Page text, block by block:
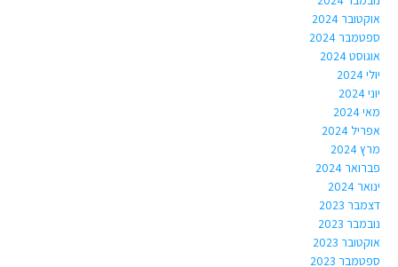
אוקטובר 2024
ספטמבר 2024
אוגוסט 2024
יולי 2024
יוני 2024
מאי 2024
אפריל 2024
מרץ 2024
פברואר 2024
ינואר 2024
דצמבר 2023
נובמבר 2023
אוקטובר 2023
ספטמבר 2023